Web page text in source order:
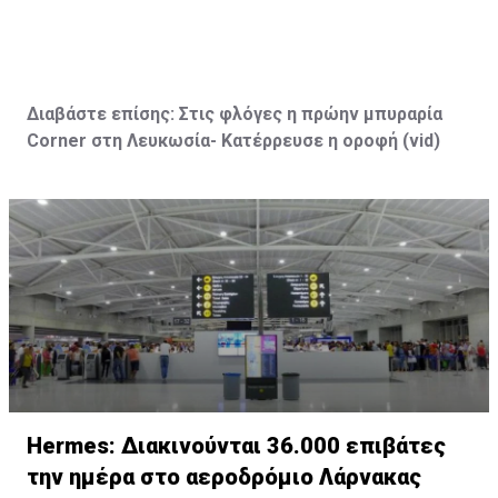
Διαβάστε επίσης: Στις φλόγες η πρώην μπυραρία
Corner στη Λευκωσία- Κατέρρευσε η οροφή (vid)
Hermes: Διακινούνται 36.000 επιβάτες
την ημέρα στο αεροδρόμιο Λάρνακας